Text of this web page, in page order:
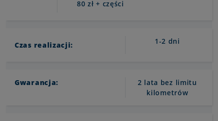
80 zł + części
Czas realizacji: 1-2 dni
Gwarancja:
2 lata bez limitu
kilometrów